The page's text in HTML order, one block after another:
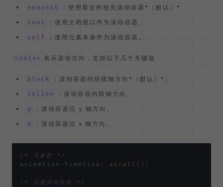
nearest ：使用最近的祖先滚动容器*（默认）*
root ：使用文档视口作为滚动容器。
self ：使用元素本身作为滚动容器。
<axis> 表示滚动方向，支持以下几个关键值
block ：滚动容器的块级轴方向*（默认）*。
inline ：滚动容器内联轴方向。
y ：滚动容器沿 y 轴方向。
x ：滚动容器沿 x 轴方向。
/* 无参数 */
animation -timeline: scroll ();
/* 设置滚动容器 */